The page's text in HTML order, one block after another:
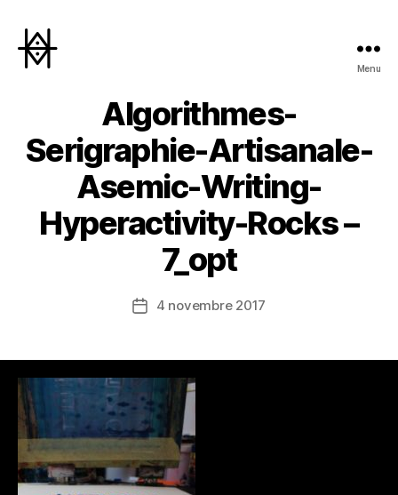
Menu
Algorithmes-
Serigraphie-Artisanale-
Asemic-Writing-
Hyperactivity-Rocks –
7_opt
Date4 novembre 2017